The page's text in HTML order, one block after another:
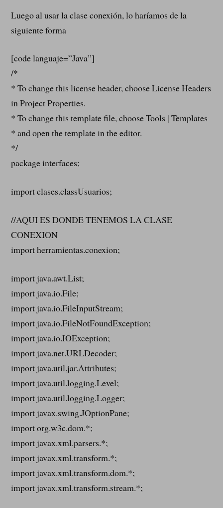
Luego al usar la clase conexión, lo haríamos de la
siguiente forma
[code languaje=”Java”]
/*
* To change this license header, choose License Headers
in Project Properties.
* To change this template file, choose Tools | Templates
* and open the template in the editor.
*/
package interfaces;
import clases.classUsuarios;
//AQUI ES DONDE TENEMOS LA CLASE
CONEXION
import herramientas.conexion;
import java.awt.List;
import java.io.File;
import java.io.FileInputStream;
import java.io.FileNotFoundException;
import java.io.IOException;
import java.net.URLDecoder;
import java.util.jar.Attributes;
import java.util.logging.Level;
import java.util.logging.Logger;
import javax.swing.JOptionPane;
import org.w3c.dom.*;
import javax.xml.parsers.*;
import javax.xml.transform.*;
import javax.xml.transform.dom.*;
import javax.xml.transform.stream.*;